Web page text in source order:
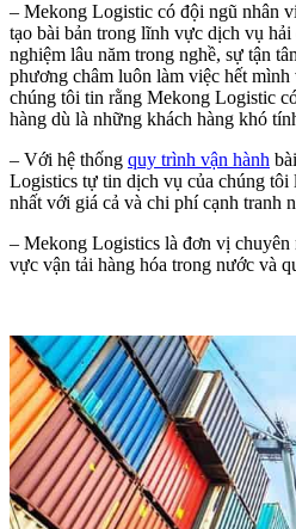
– Mekong Logistic có đội ngũ nhân
tạo bài bản trong lĩnh vực dịch vụ
nghiệm lâu năm trong nghề, sự tận
phương châm luôn làm việc hết
chúng tôi tin rằng Mekong Logistic
hàng dù là những khách hàng khó
– Với hệ thống quy trình vận hành
Logistics tự tin dịch vụ của chúng
nhất với giá cả và chi phí cạnh tranh
– Mekong Logistics là đơn vị
vực vận tải hàng hóa trong nước và